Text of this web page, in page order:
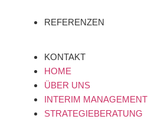
REFERENZEN
KONTAKT
HOME
ÜBER UNS
INTERIM MANAGEMENT
STRATEGIEBERATUNG